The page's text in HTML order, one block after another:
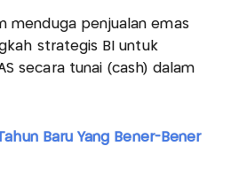
menduga penjualan emas
strategis BI untuk
secara tunai (cash) dalam
Baru Yang Bener-Bener